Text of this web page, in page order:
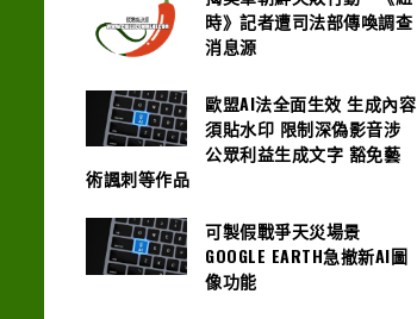
時》記者遭司法部傳喚調查
消息源
歐盟AI法全面生效 生成內容
須貼水印 限制深偽影音涉
公眾利益生成文字 豁免藝
術諷刺等作品
可製假戰爭天災場景
GOOGLE EARTH急撤新AI圖
像功能